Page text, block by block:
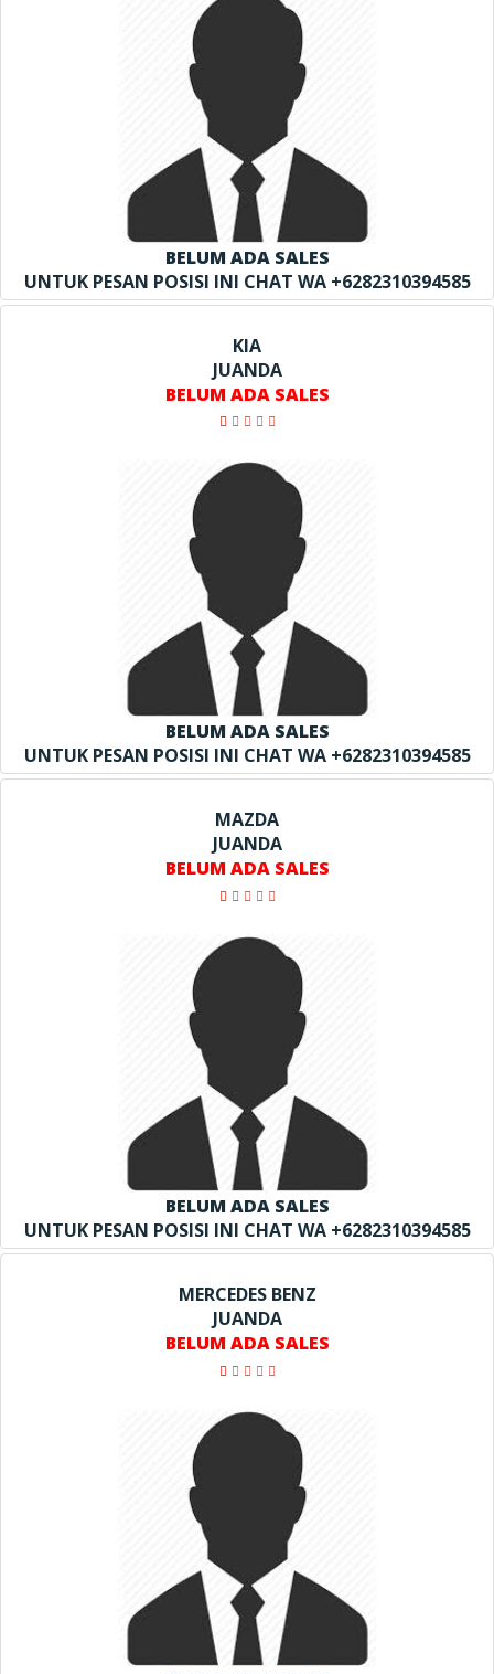
BELUM ADA SALES
UNTUK PESAN POSISI INI CHAT WA +6282310394585
KIA
JUANDA
BELUM ADA SALES
BELUM ADA SALES
UNTUK PESAN POSISI INI CHAT WA +6282310394585
MAZDA
JUANDA
BELUM ADA SALES
BELUM ADA SALES
UNTUK PESAN POSISI INI CHAT WA +6282310394585
MERCEDES BENZ
JUANDA
BELUM ADA SALES